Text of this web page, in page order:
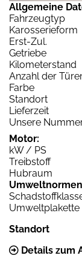
Allgemeine
Fahrzeugtyp
Karosserieform
Erst-Zul.
Getriebe
Kilometerstand
Anzahl der
Farbe
Standort
Lieferzeit
Unsere
Motor:
kW / PS
Treibstoff
Hubraum
Umweltplakette
Standort
Details zum